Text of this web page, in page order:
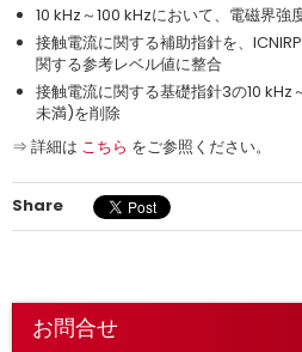
10 kHz～100 kHzにおいて、電磁界強
接触電流に関する補助指針を、
関する参考レベル値に整合
接触電流に関する基礎指針3の10 kHz
未満)を削除
⇒ 詳細は こちら をご参照ください。
Share
お問合せ